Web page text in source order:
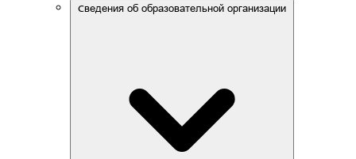
Сведения об образовательной организации